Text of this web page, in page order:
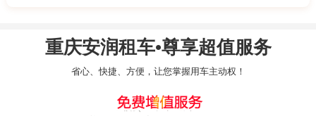
重庆安润租车•尊享超值服务
省心、快捷、方便，让您掌握用车主动权！